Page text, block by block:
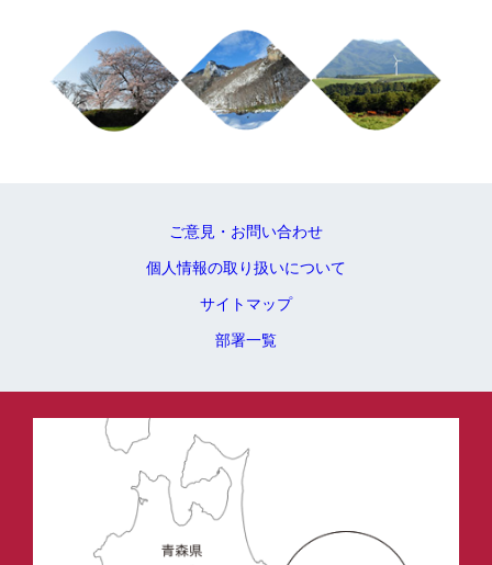
ご意見・お問い合わせ
個人情報の取り扱いについて
サイトマップ
部署一覧